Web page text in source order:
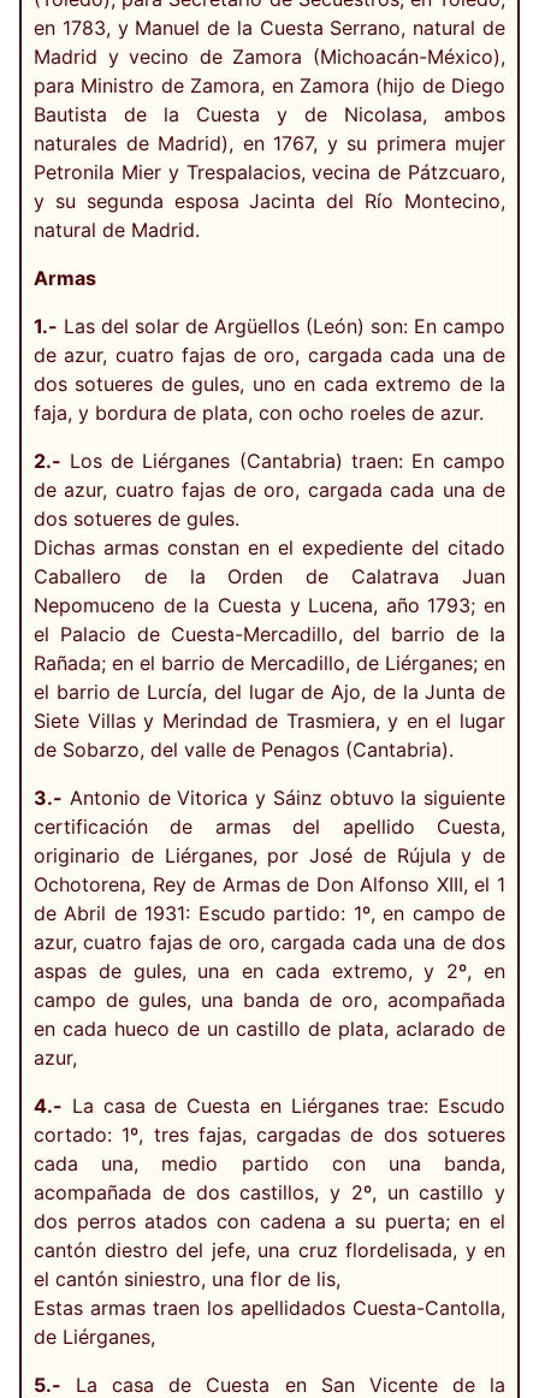
en 1783, y Manuel de la Cuesta Serrano, natural de
Madrid y vecino de Zamora (Michoacán-México),
para Ministro de Zamora, en Zamora (hijo de Diego
Bautista de la Cuesta y de Nicolasa, ambos
naturales de Madrid), en 1767, y su primera mujer
Petronila Mier y Trespalacios, vecina de Pátzcuaro,
y su segunda esposa Jacinta del Río Montecino,
natural de Madrid.
Armas
1.- Las del solar de Argüellos (León) son: En campo
de azur, cuatro fajas de oro, cargada cada una de
dos sotueres de gules, uno en cada extremo de la
faja, y bordura de plata, con ocho roeles de azur.
2.- Los de Liérganes (Cantabria) traen: En campo
de azur, cuatro fajas de oro, cargada cada una de
dos sotueres de gules.
Dichas armas constan en el expediente del citado
Caballero de la Orden de Calatrava Juan
Nepomuceno de la Cuesta y Lucena, año 1793; en
el Palacio de Cuesta-Mercadillo, del barrio de la
Rañada; en el barrio de Mercadillo, de Liérganes; en
el barrio de Lurcía, del lugar de Ajo, de la Junta de
Siete Villas y Merindad de Trasmiera, y en el lugar
de Sobarzo, del valle de Penagos (Cantabria).
3.- Antonio de Vitorica y Sáinz obtuvo la siguiente
certificación de armas del apellido Cuesta,
originario de Liérganes, por José de Rújula y de
Ochotorena, Rey de Armas de Don Alfonso XIII, el 1
de Abril de 1931: Escudo partido: 1º, en campo de
azur, cuatro fajas de oro, cargada cada una de dos
aspas de gules, una en cada extremo, y 2º, en
campo de gules, una banda de oro, acompañada
en cada hueco de un castillo de plata, aclarado de
azur,
4.- La casa de Cuesta en Liérganes trae: Escudo
cortado: 1º, tres fajas, cargadas de dos sotueres
cada una, medio partido con una banda,
acompañada de dos castillos, y 2º, un castillo y
dos perros atados con cadena a su puerta; en el
cantón diestro del jefe, una cruz flordelisada, y en
el cantón siniestro, una flor de lis,
Estas armas traen los apellidados Cuesta-Cantolla,
de Liérganes,
5.- La casa de Cuesta en San Vicente de la